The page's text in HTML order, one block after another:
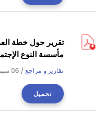
تقرير حول خطة
مأسسة النوع
تقارير و مراجع/ 06 سبتمبر 2021
تحميل